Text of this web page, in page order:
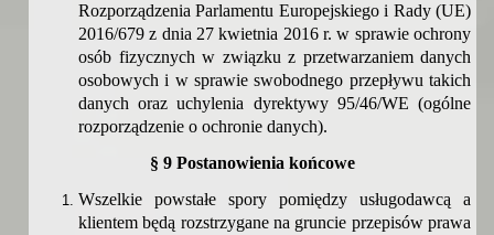
Rozporządzenia Parlamentu Europejskiego i Rady (UE)
2016/679 z dnia 27 kwietnia 2016 r. w sprawie ochrony
osób fizycznych w związku z przetwarzaniem danych
osobowych i w sprawie swobodnego przepływu takich
danych oraz uchylenia dyrektywy 95/46/WE (ogólne
rozporządzenie o ochronie danych).
§ 9 Postanowienia końcowe
Wszelkie powstałe spory pomiędzy usługodawcą a
klientem będą rozstrzygane na gruncie przepisów prawa